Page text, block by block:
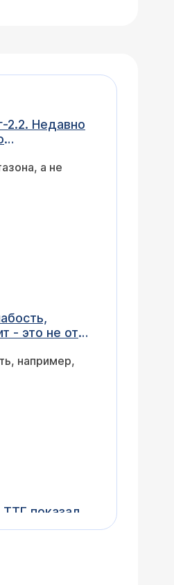
2.2. Недавно
лучше
а не
- это не от
например,
показал
заявку на